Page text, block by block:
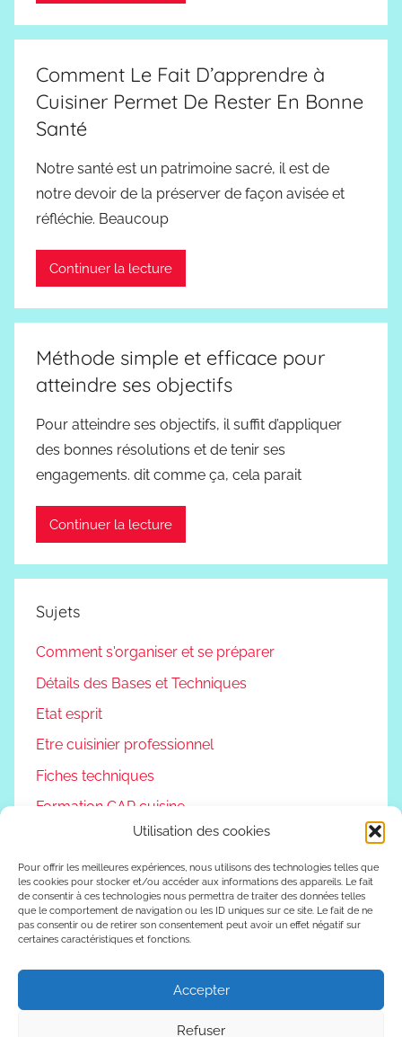
Utilisation des cookies
Pour offrir les meilleures expériences, nous utilisons des technologies telles que
les cookies pour stocker et/ou accéder aux informations des appareils. Le fait
de consentir à ces technologies nous permettra de traiter des données telles
que le comportement de navigation ou les ID uniques sur ce site. Le fait de ne
pas consentir ou de retirer son consentement peut avoir un effet négatif sur
certaines caractéristiques et fonctions.
Accepter
Refuser
Comment Le Fait D’apprendre à
Cuisiner Permet De Rester En Bonne
Santé
Notre santé est un patrimoine sacré, il est de
notre devoir de la préserver de façon avisée et
réfléchie. Beaucoup
Continuer la lecture
Méthode simple et efficace pour
atteindre ses objectifs
Pour atteindre ses objectifs, il suffit d’appliquer
des bonnes résolutions et de tenir ses
engagements. dit comme ça, cela parait
Continuer la lecture
Sujets
Comment s'organiser et se préparer
Détails des Bases et Techniques
Etat esprit
Etre cuisinier professionnel
Fiches techniques
Formation CAP cuisine
Podcast
Reconversion professionnelle
Vivre autrement